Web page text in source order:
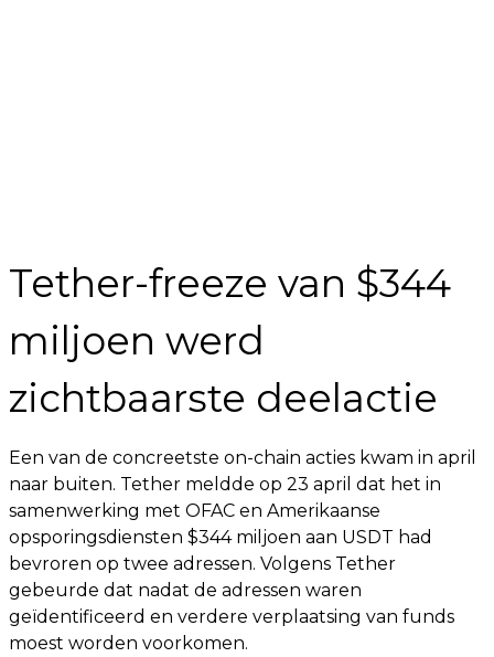
Tether-freeze van $344
miljoen werd
zichtbaarste deelactie
Een van de concreetste on-chain acties kwam in april
naar buiten. Tether meldde op 23 april dat het in
samenwerking met OFAC en Amerikaanse
opsporingsdiensten $344 miljoen aan USDT had
bevroren op twee adressen. Volgens Tether
gebeurde dat nadat de adressen waren
geïdentificeerd en verdere verplaatsing van funds
moest worden voorkomen.